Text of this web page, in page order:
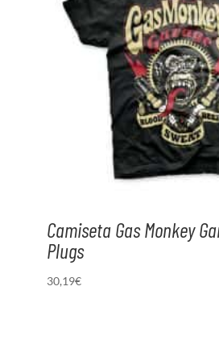
Camiseta Gas Monkey
Plugs
30,19€